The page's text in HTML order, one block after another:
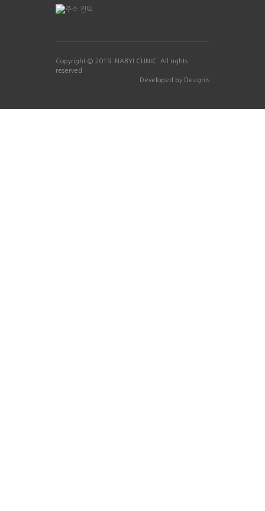
Copyright © 2019. NABYI CLINIC . All rights
reserved
Developed by Designis